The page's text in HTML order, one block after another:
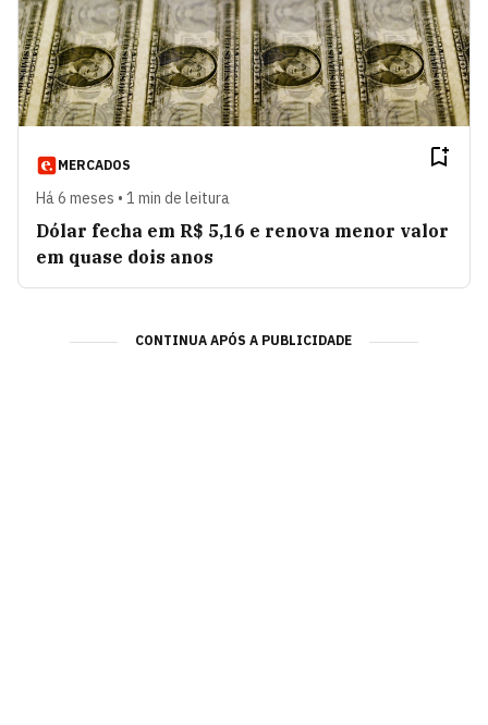
MERCADOS
Há 6 meses • 1 min de leitura
Dólar fecha em R$ 5,16 e renova menor valor
em quase dois anos
CONTINUA APÓS A PUBLICIDADE